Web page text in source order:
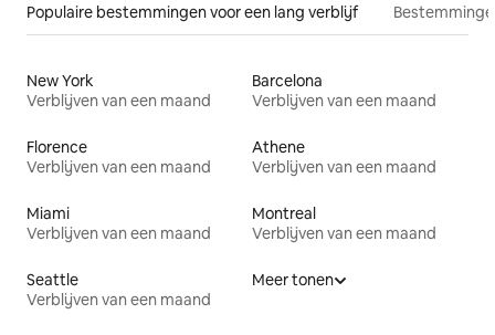
Populaire bestemmingen voor een lang verblijf
New York
Verblijven van een maand
Barcelona
Verblijven van een maand
Florence
Verblijven van een maand
Athene
Verblijven van een maand
Miami
Verblijven van een maand
Montreal
Verblijven van een maand
Seattle
Verblijven van een maand
Meer tonen